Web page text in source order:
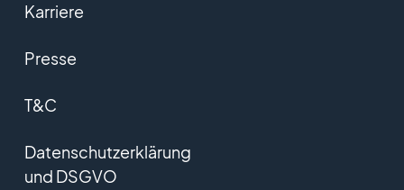
Karriere
Presse
T&C
Datenschutzerklärung
und DSGVO